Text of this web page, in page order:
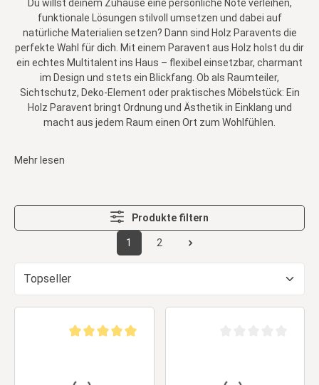
Du willst deinem Zuhause eine persönliche Note verleihen,
funktionale Lösungen stilvoll umsetzen und dabei auf
natürliche Materialien setzen? Dann sind Holz Paravents die
perfekte Wahl für dich. Mit einem Paravent aus Holz holst du dir
ein echtes Multitalent ins Haus – flexibel einsetzbar, charmant
im Design und stets ein Blickfang. Ob als Raumteiler,
Sichtschutz, Deko-Element oder praktisches Möbelstück: Ein
Holz Paravent bringt Ordnung und Ästhetik in Einklang und
macht aus jedem Raum einen Ort zum Wohlfühlen.
Mehr lesen
Produkte filtern
Seite
1
Seite
2